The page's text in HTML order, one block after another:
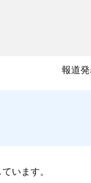
報道
います。